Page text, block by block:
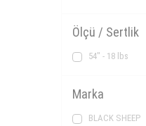
Ölçü / Sertlik
54" - 18 lbs
Marka
BLACK SHEEP